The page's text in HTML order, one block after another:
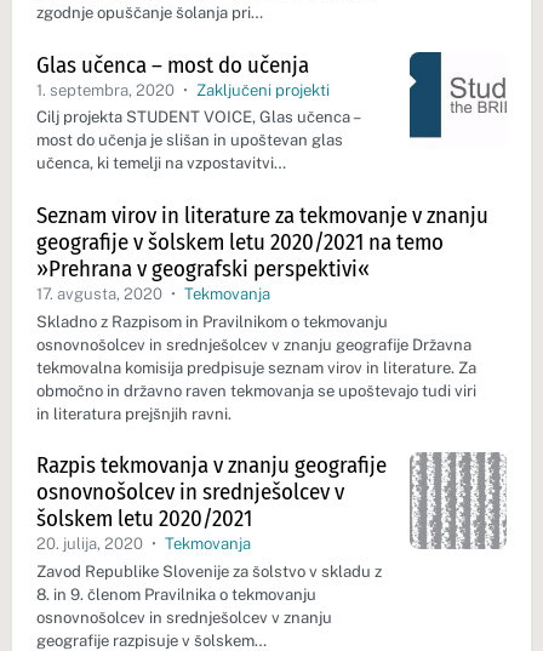
zgodnje opuščanje šolanja pri…
Glas učenca – most do učenja
1. septembra, 2020 • Zaključeni projekti
Cilj projekta STUDENT VOICE, Glas učenca –
most do učenja je slišan in upoštevan glas
učenca, ki temelji na vzpostavitvi…
Seznam virov in literature za tekmovanje v znanju
geografije v šolskem letu 2020/2021 na temo
»Prehrana v geografski perspektivi«
17. avgusta, 2020 • Tekmovanja
Skladno z Razpisom in Pravilnikom o tekmovanju
osnovnošolcev in srednješolcev v znanju geografije Državna
tekmovalna komisija predpisuje seznam virov in literature. Za
območno in državno raven tekmovanja se upoštevajo tudi viri
in literatura prejšnjih ravni.
Razpis tekmovanja v znanju geografije
osnovnošolcev in srednješolcev v
šolskem letu 2020/2021
20. julija, 2020 • Tekmovanja
Zavod Republike Slovenije za šolstvo v skladu z
8. in 9. členom Pravilnika o tekmovanju
osnovnošolcev in srednješolcev v znanju
geografije razpisuje v šolskem…